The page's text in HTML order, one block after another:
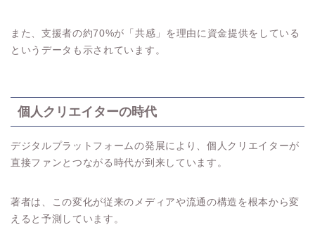
また、支援者の約70%が「共感」を理由に資金提供をしている
というデータも示されています。
個人クリエイターの時代
デジタルプラットフォームの発展により、個人クリエイターが
直接ファンとつながる時代が到来しています。
著者は、この変化が従来のメディアや流通の構造を根本から変
えると予測しています。